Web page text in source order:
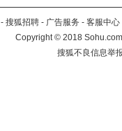
- 搜狐招聘 - 广告服务 - 客服中心
Copyright©2018
搜狐不良信息举